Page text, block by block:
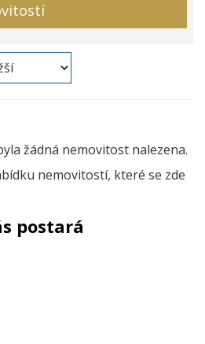
žádná nemovitost nalezena.
nemovitostí, které se zde
postará